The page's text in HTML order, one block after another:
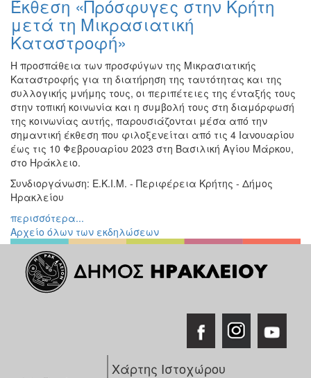
Ζωγραφική
Φωτογραφία
Τραγούδι
Μουσική
Κινηματογράφος
Χορός
Θέατρο
Παζάρι
Ειδών
Συνέδρια
Ημερίδες
-
Διημερίδες
Σεμινάρια-
Διαλέξεις-
Ομιλίες
Έκθεση «Πρόσφυγες στην Κρήτη
μετά τη Μικρασιατική
Καταστροφή»
Η προσπάθεια των προσφύγων της Μικρασιατικής
Καταστροφής για τη διατήρηση της ταυτότητας και της
συλλογικής μνήμης τους, οι περιπέτειες της ένταξής τους
στην τοπική κοινωνία και η συμβολή τους στη διαμόρφωσή
της κοινωνίας αυτής, παρουσιάζονται μέσα από την
σημαντική έκθεση που φιλοξενείται από τις 4 Ιανουαρίου
έως τις 10 Φεβρουαρίου 2023 στη Βασιλική Αγίου Μάρκου,
στο Ηράκλειο.
Συνδιοργάνωση: Ε.Κ.Ι.Μ. - Περιφέρεια Κρήτης - Δήμος
Ηρακλείου
περισσότερα...
Αρχείο όλων των εκδηλώσεων
Χάρτης Ιστοχώρου